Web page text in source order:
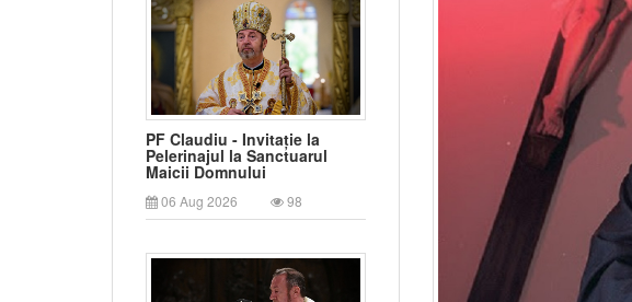
PF Claudiu - Invitație la
Pelerinajul la Sanctuarul
Maicii Domnului
06 Aug 2026 98